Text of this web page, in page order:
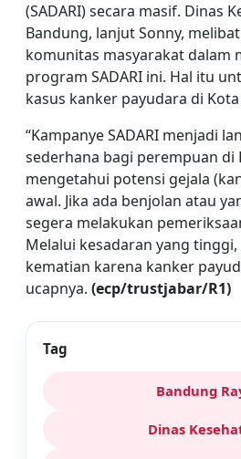
(SADARI) secara masif. Dinas
Bandung, lanjut Sonny,
komunitas masyarakat dalam
program SADARI ini. Hal itu
kasus kanker payudara di
“Kampanye SADARI menjadi
sederhana bagi perempuan di
mengetahui potensi gejala
awal. Jika ada benjolan atau
segera melakukan
Melalui kesadaran yang
kematian karena kanker
ucapnya. (ecp/trustjabar/R1)
Tag
Bandung
Dinas